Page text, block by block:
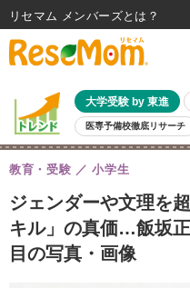
大学受験 by 東進
医専予備校徹底リサーチ
親子で考える大学選び 高校受験
共通テスト 夏休み
8月開催イベント・WS 全国公立高
自由研究教材（小学生向け） 自由
ジェンダーや文理を
キル」の真価…飯坂
目の写真・画像
教育・受験 小学生
リセマム メンバーズ